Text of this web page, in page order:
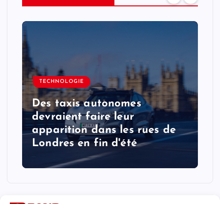
TECHNOLOGIE
Des taxis autonomes
devraient faire leur
apparition dans les rues de
Londres en fin d'été